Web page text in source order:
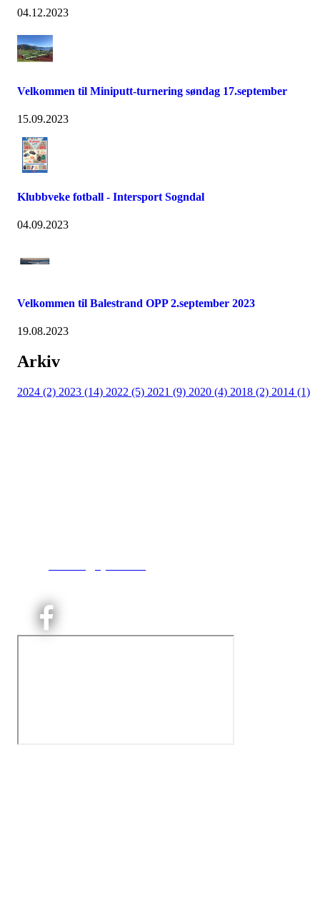
04.12.2023
Velkommen til Miniputt-turnering søndag 17.september
15.09.2023
Klubbveke fotball - Intersport Sogndal
04.09.2023
Velkommen til Balestrand OPP 2.september 2023
19.08.2023
Arkiv
2024 (2) 2023 (14) 2022 (5) 2021 (9) 2020 (4) 2018 (2) 2014 (1)